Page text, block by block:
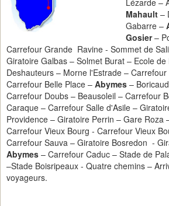
Mahault –
Gabarre –
Gosier–
Carrefour Grande Ravine - Sommet de
Giratoire Galbas – Solmet Burat – Ecole
Deshauteurs – Morne l'Estrade –
Carrefour Belle Place – Abymes –
Carrefour Doubs – Beausoleil – Carrefour
Caraque – Carrefour Salle d'Asile –
Providence – Giratoire Perrin – Gare Roza
Carrefour Vieux Bourg - Carrefour Vieux
Carrefour Sauva – Giratoire Bosredon -
Abymes – Carrefour Caduc – Stade de
–Stade Boisripeaux - Quatre chemins –
voyageurs.